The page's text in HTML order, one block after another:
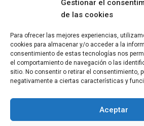
Gestionar el
de las cookies
Para ofrecer las mejores experiencias,
cookies para almacenar y/o acceder a la
consentimiento de estas tecnologías nos
el comportamiento de navegación o las
sitio. No consentir o retirar el consentimiento,
negativamente a ciertas características y
Aceptar